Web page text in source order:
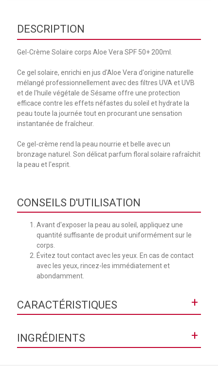
DESCRIPTION
Gel-Crème Solaire corps Aloe Vera SPF 50+ 200ml.
Ce gel solaire, enrichi en jus d'Aloe Vera d'origine naturelle
mélangé professionnellement avec des filtres UVA et UVB
et de l'huile végétale de Sésame offre une protection
efficace contre les effets néfastes du soleil et hydrate la
peau toute la journée tout en procurant une sensation
instantanée de fraîcheur.
Ce gel-crème rend la peau nourrie et belle avec un
bronzage naturel. Son délicat parfum floral solaire rafraîchit
la peau et l'esprit.
CONSEILS D'UTILISATION
Avant d'exposer la peau au soleil, appliquez une
quantité suffisante de produit uniformément sur le
corps.
Évitez tout contact avec les yeux. En cas de contact
avec les yeux, rincez-les immédiatement et
abondamment.
CARACTÉRISTIQUES +
Texture
INGRÉDIENTS +